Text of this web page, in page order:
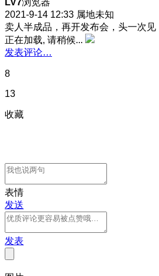
2021-9-14 12:33 属地未知
卖人半成品，再开发布会，头一次见
正在加载, 请稍候...
发表评论…
8
13
收藏
表情
发送
发表